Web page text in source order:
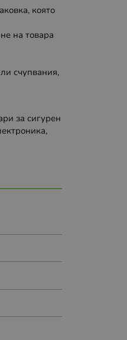
която
на товара
счупвания,
за сигурен